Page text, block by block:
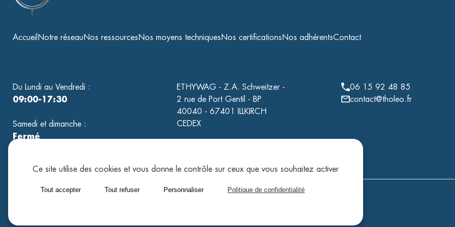
Accueil Notre réseauNos ressourcesNos moyens techniquesNos certificationsNos adhérentsContact
Du Lundi au Vendredi :
09:00-17:30
Samedi et dimanche :
Fermé
ETHYWAG - Z.A. Schweitzer -
2 rue de Port Gentil - BP
40040 - 67401 ILLKIRCH
CEDEX
06 15 92 48 85
contact@tholeo.fr
Ce site utilise des cookies et vous donne le contrôle sur ceux que vous souhaitez activer
Tout accepter Tout refuser Personnaliser Politique de confidentialité